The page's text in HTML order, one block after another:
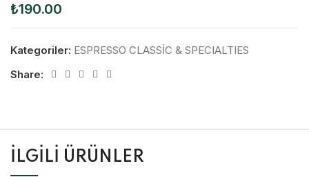
₺190.00
Kategoriler: ESPRESSO CLASSİC & SPECIALTIES
Share:
İLGILI ÜRÜNLER